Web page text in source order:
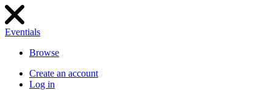
Eventials
Browse
Create an account
Log in